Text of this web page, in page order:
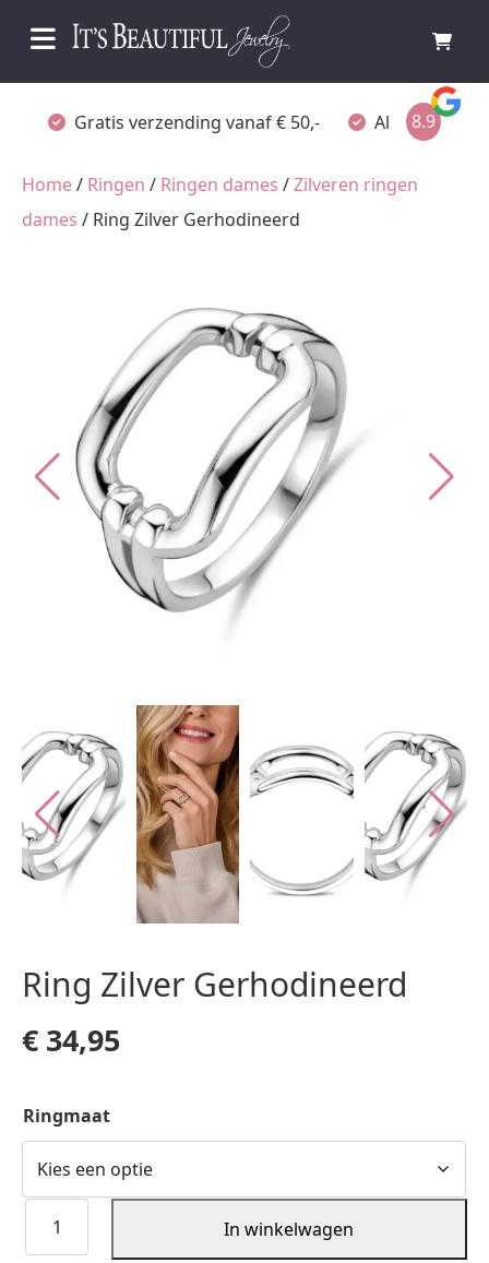
Gratis verzending vanaf € 50,- Altijd verpakt
8.9
Home/ Ringen / Ringen dames /Zilveren ringen
dames / Ring Zilver Gerhodineerd
Ring Zilver Gerhodineerd
€ 34,95
Ringmaat
Ring
Zilver
In winkelwagen